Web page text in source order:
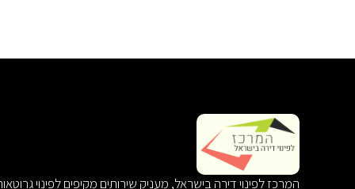
המרכז לפינוי דירה בישראל, מעניק שירותים מקיפים לפינוי